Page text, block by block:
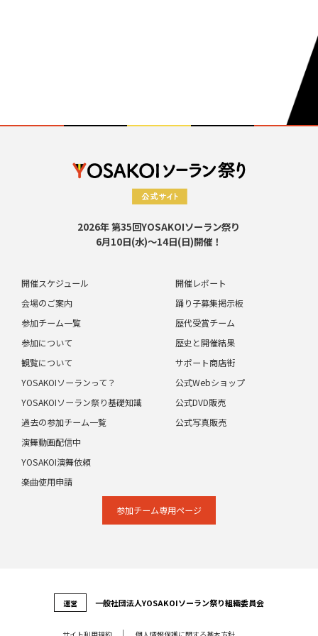
2026年 第35回YOSAKOIソーラン祭り
6月10日(水)～14日(日)開催！
開催スケジュール
会場のご案内
参加チーム一覧
参加について
観覧について
開催レポート
踊り子募集掲示板
歴代受賞チーム
歴史と開催結果
サポート商店街
YOSAKOIソーランって？
YOSAKOIソーラン祭り基礎知識
過去の参加チーム一覧
演舞動画配信中
公式Webショップ
公式DVD販売
公式写真販売
YOSAKOI演舞依頼
楽曲使用申請
参加チーム専⽤ページ
運営 ⼀般社団法⼈YOSAKOIソーラン祭り組織委員会